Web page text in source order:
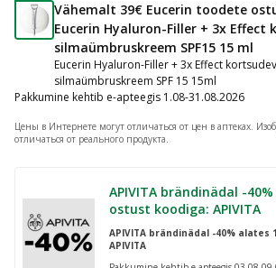
Vähemalt 39€ Eucerin toodete
Eucerin Hyaluron-Filler + 3x Effect
silmaümbruskreem SPF15 15 ml
Eucerin Hyaluron-Filler + 3x Effect
silmaümbruskreem SPF 15 15ml
Pakkumine kehtib e-apteegis 1.08-31.08.2026
Цены в Интернете могут отличаться от цен в аптеках.
отличаться от реального продукта.
APIVITA brändinädal -
ostust koodiga: APIVITA
APIVITA brändinädal -40% alates
APIVITA